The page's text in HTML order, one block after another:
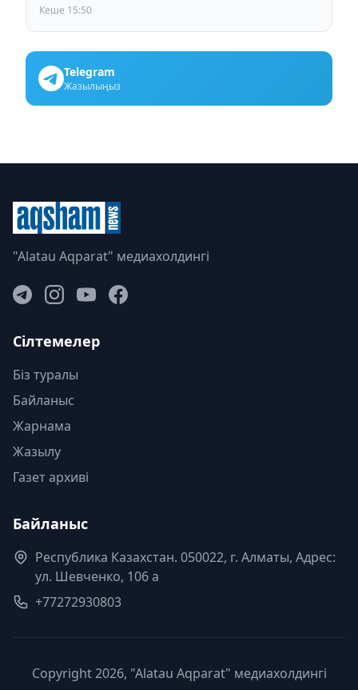
Кеше 15:50
Telegram
Жазылыңыз
"Alatau Aqparat" медиахолдингі
Сілтемелер
Біз туралы
Байланыс
Жарнама
Жазылу
Газет архиві
Байланыс
Республика Казахстан. 050022, г. Алматы, Адрес:
ул. Шевченко, 106 а
+77272930803
Copyright 2026, "Alatau Aqparat" медиахолдингі